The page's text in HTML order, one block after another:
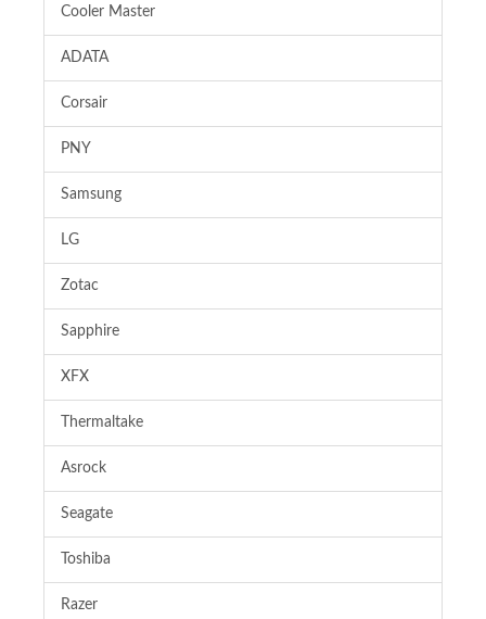
Cooler Master
ADATA
Corsair
PNY
Samsung
LG
Zotac
Sapphire
XFX
Thermaltake
Asrock
Seagate
Toshiba
Razer